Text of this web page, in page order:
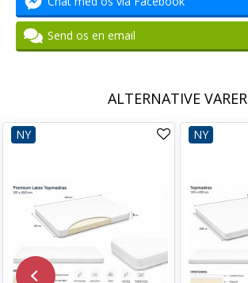
Send os en email
ALTERNATIVE VARER
NY NY